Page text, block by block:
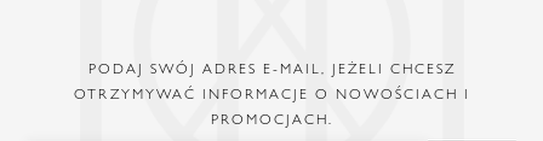
PODAJ SWÓJ ADRES E-MAIL, JEŻELI CHCESZ
OTRZYMYWAĆ INFORMACJE O NOWOŚCIACH I
PROMOCJACH.